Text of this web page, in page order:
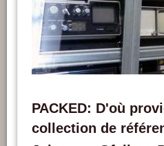
PACKED: D'où
collection de